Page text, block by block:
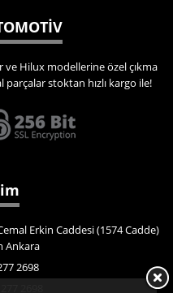
ve Hilux modellerine özel çıkma
stoktan hızlı kargo ile!
Erkin Caddesi (1574 Cadde)
Ankara
2698